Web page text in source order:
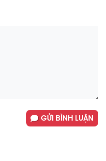
GỬI BÌNH LUẬN